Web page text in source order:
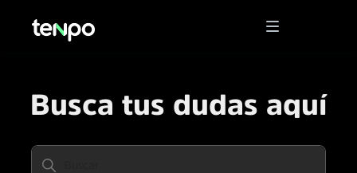
Busca tus dudas aquí